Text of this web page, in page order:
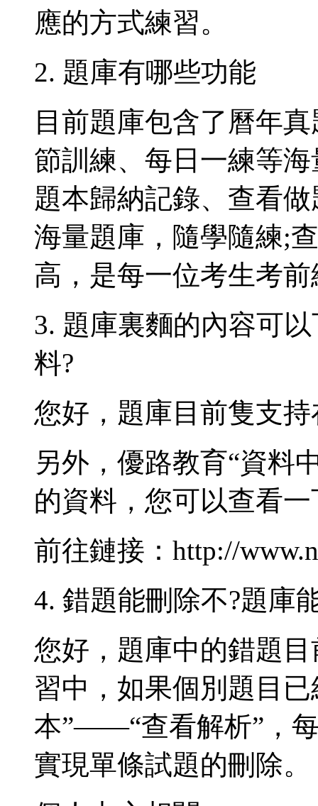
應的方式練習。
2. 題庫有哪些功能
目前題庫包含了曆年
節訓練、每日一練等
題本歸納記錄、查看
海量題庫，隨學隨練;
高，是每一位考生考
3. 題庫裏麵的內容可
料?
您好，題庫目前隻支
另外，優路教育“資料
的資料，您可以查看一
前往鏈接：http://
4. 錯題能刪除不?題庫
您好，題庫中的錯題
習中，如果個別題目
本”——“查看解析”，
實現單條試題的刪除。